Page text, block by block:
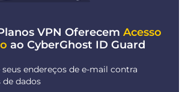
VPN Oferecem Acesso
ao CyberGhost ID Guard
endereços de e-mail contra
de dados